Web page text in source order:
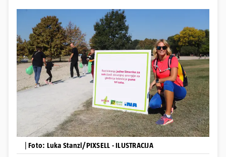
Foto: Luka Stanzl/PIXSELL - ILUSTRACIJA